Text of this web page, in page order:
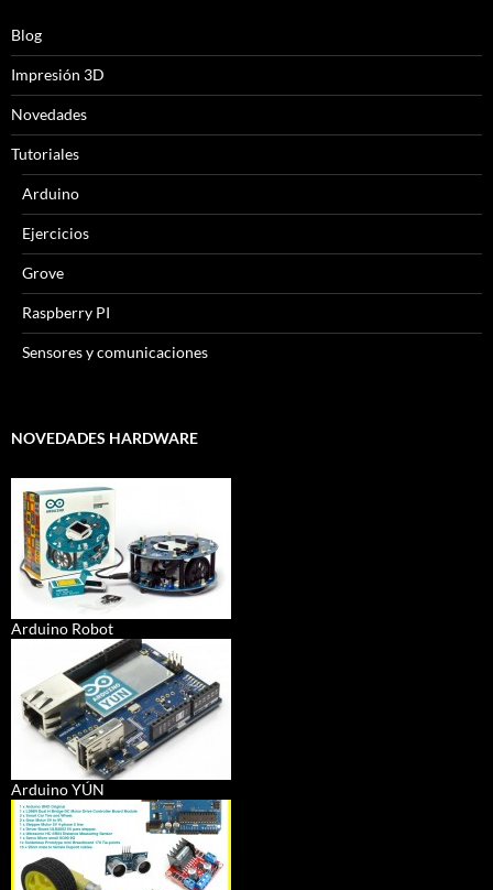
Blog
Impresión 3D
Novedades
Tutoriales
Arduino
Ejercicios
Grove
Raspberry PI
Sensores y comunicaciones
NOVEDADES HARDWARE
Arduino Robot
Arduino YÚN